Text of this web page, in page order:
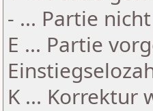
- ... Partie
E ... Partie
K ... Korrektur